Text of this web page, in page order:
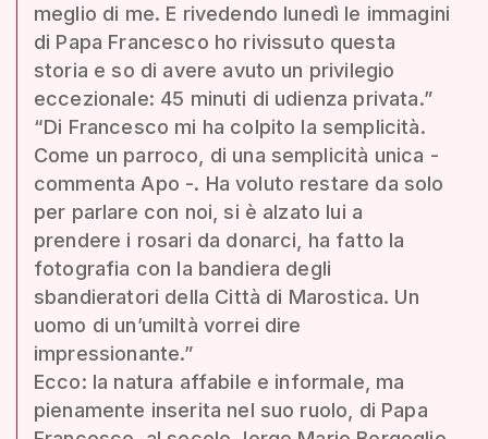
meglio di me. E rivedendo lunedì le immagini
di Papa Francesco ho rivissuto questa
storia e so di avere avuto un privilegio
eccezionale: 45 minuti di udienza privata.”
“Di Francesco mi ha colpito la semplicità.
Come un parroco, di una semplicità unica -
commenta Apo -. Ha voluto restare da solo
per parlare con noi, si è alzato lui a
prendere i rosari da donarci, ha fatto la
fotografia con la bandiera degli
sbandieratori della Città di Marostica. Un
uomo di un’umiltà vorrei dire
impressionante.”
Ecco: la natura affabile e informale, ma
pienamente inserita nel suo ruolo, di Papa